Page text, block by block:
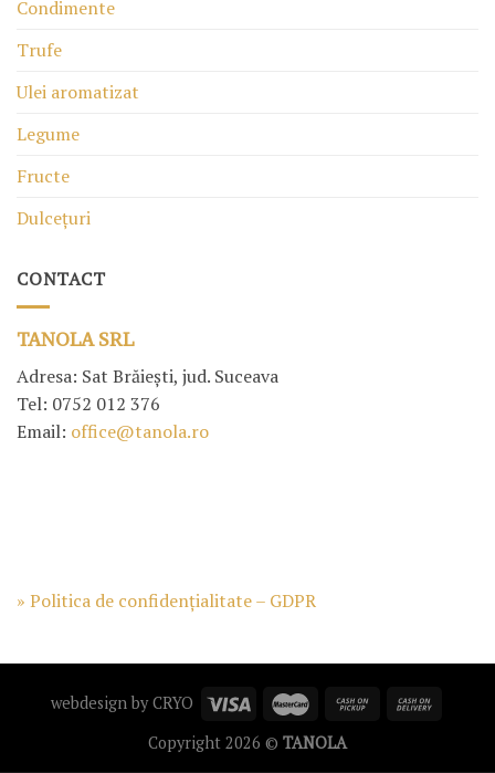
Condimente
Trufe
Ulei aromatizat
Legume
Fructe
Dulcețuri
CONTACT
TANOLA SRL
Adresa: Sat Brăiești, jud. Suceava
Tel: 0752 012 376
Email: office@tanola.ro
» Politica de confidențialitate – GDPR
webdesign byCRYO
Copyright 2026 © TANOLA